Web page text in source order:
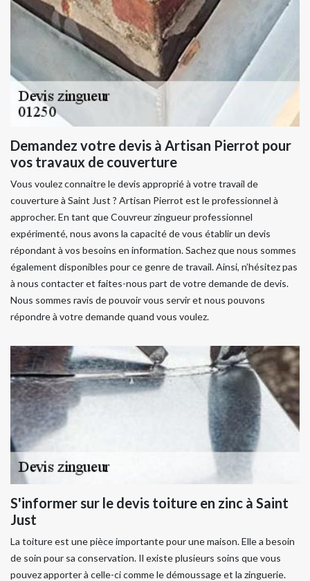
Demandez votre devis à Artisan Pierrot pour
vos travaux de couverture
Vous voulez connaitre le devis approprié à votre travail de
couverture à Saint Just ? Artisan Pierrot est le professionnel à
approcher. En tant que Couvreur zingueur professionnel
expérimenté, nous avons la capacité de vous établir un devis
répondant à vos besoins en information. Sachez que nous sommes
également disponibles pour ce genre de travail. Ainsi, n’hésitez pas
à nous contacter et faites-nous part de votre demande de devis.
Nous sommes ravis de pouvoir vous servir et nous pouvons
répondre à votre demande quand vous voulez.
S'informer sur le devis toiture en zinc à Saint
Just
La toiture est une pièce importante pour une maison. Elle a besoin
de soin pour sa conservation. Il existe plusieurs soins que vous
pouvez apporter à celle-ci comme le démoussage et la zinguerie.